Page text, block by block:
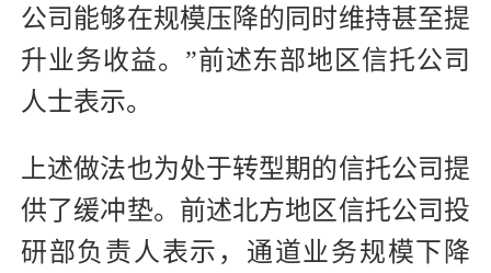
公司能够在规模压降的同时维持甚至提
升业务收益。”前述东部地区信托公司
人士表示。
上述做法也为处于转型期的信托公司提
供了缓冲垫。前述北方地区信托公司投
研部负责人表示，通道业务规模下降